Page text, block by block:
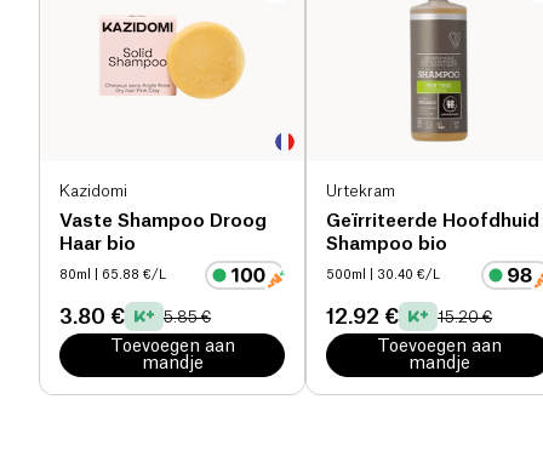
Kazidomi
Vaste Shampoo Droog
Haar bio
80ml | 65.88 €/L
3.80 € 5.85 €
Toevoegen aan
mandje
Urtekram
Geïrriteerde Hoofdhuid
Shampoo bio
500ml | 30.40 €/L
12.92 € 15.20 €
Toevoegen aan
mandje